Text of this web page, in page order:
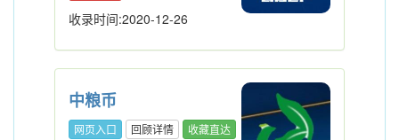
收录时间:2020-12-26
中粮币
网页入口 回顾详情
收藏直达